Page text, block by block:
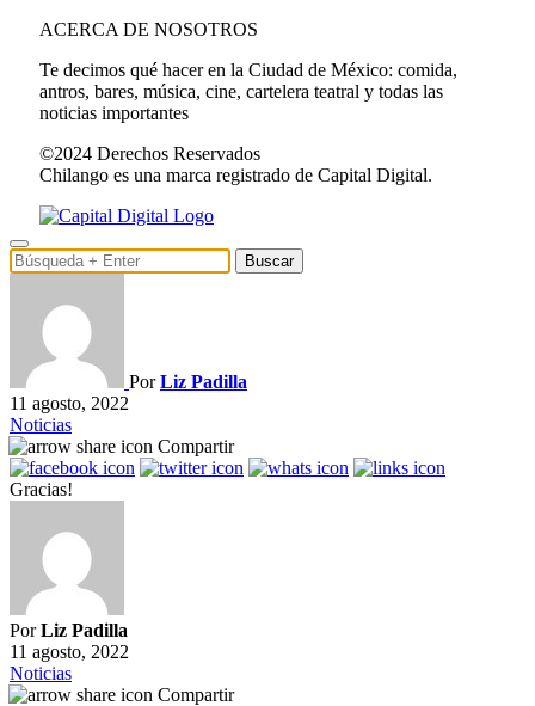
ACERCA DE NOSOTROS
Te decimos qué hacer en la Ciudad de México: comida,
antros, bares, música, cine, cartelera teatral y todas las
noticias importantes
©2024 Derechos Reservados
Chilango es una marca registrado de Capital Digital.
Buscar
PorLiz Padilla
11 agosto, 2022
Noticias
Compartir
Gracias!
PorLiz Padilla
11 agosto, 2022
Noticias
Compartir